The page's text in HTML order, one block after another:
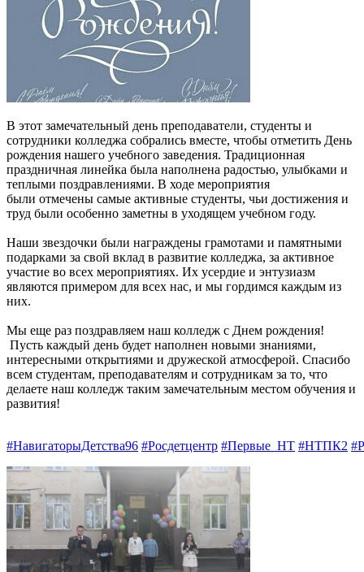
В этот замечательный день преподаватели, студенты и
сотрудники колледжа собрались вместе, чтобы отметить День
рождения нашего учебного заведения. Традиционная
праздничная линейка была наполнена радостью, улыбками и
теплыми поздравлениями. В ходе мероприятия
были отмечены самые активные студенты, чьи достижения и
труд были особенно заметны в уходящем учебном году.
Наши звездочки были награждены грамотами и памятными
подарками за свой вклад в развитие колледжа, за активное
участие во всех мероприятиях. Их усердие и энтузиазм
являются примером для всех нас, и мы гордимся каждым из
них.
Мы еще раз поздравляем наш колледж с Днем рождения!
Пусть каждый день будет наполнен новыми знаниями,
интересными открытиями и дружеской атмосферой. Спасибо
всем студентам, преподавателям и сотрудникам за то, что
делаете наш колледж таким замечательным местом обучения и
развития!
#НавигаторыДетства96 #Росдетцентр #Первые_НТ #НТПК2